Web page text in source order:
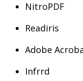
NitroPDF
Readiris
Adobe
Infrrd